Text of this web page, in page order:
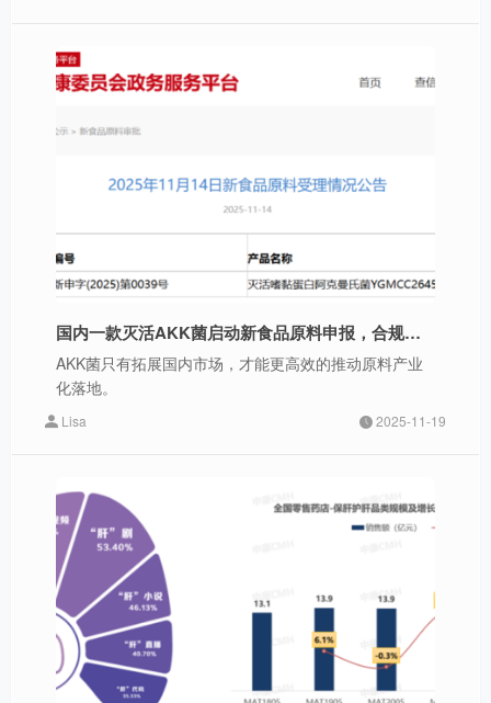
国内一款灭活AKK菌启动新食品原料申报，合规进程再提速
AKK菌只有拓展国内市场，才能更高效的推动原料产业
化落地。
Lisa 2025-11-19